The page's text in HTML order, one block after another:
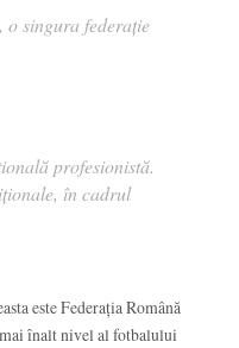
singura federație
profesionistă.
în cadrul
este Federația Română
înalt nivel al fotbalului